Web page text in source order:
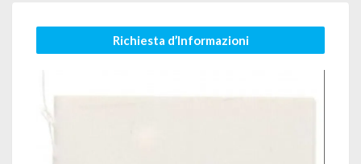
Richiesta d’Informazioni